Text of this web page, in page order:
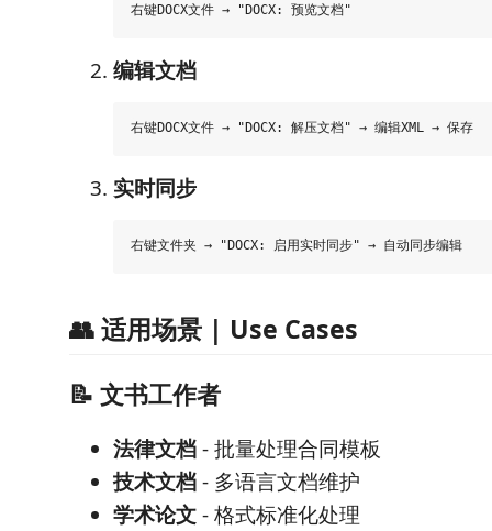
编辑文档
实时同步
👥 适用场景 | Use Cases
📝 文书工作者
法律文档- 批量处理合同模板
技术文档- 多语言文档维护
学术论文- 格式标准化处理